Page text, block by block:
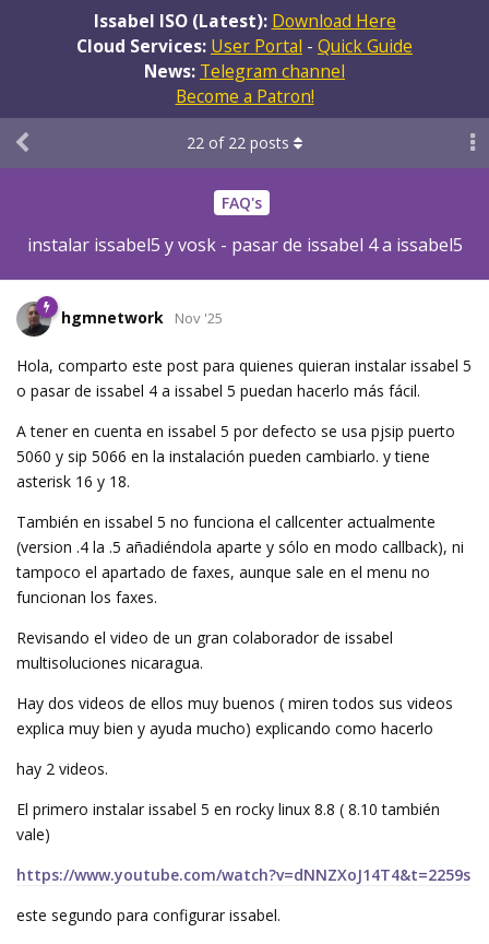
Issabel ISO (Latest): Download Here
Cloud Services: User Portal - Quick Guide
News: Telegram channel
Become a Patron!
FAQ's
instalar issabel5 y vosk - pasar de issabel 4 a issabel5
22 of 22 posts
hgmnetwork Nov '25
Hola, comparto este post para quienes quieran instalar issabel 5
o pasar de issabel 4 a issabel 5 puedan hacerlo más fácil.
A tener en cuenta en issabel 5 por defecto se usa pjsip puerto
5060 y sip 5066 en la instalación pueden cambiarlo. y tiene
asterisk 16 y 18.
También en issabel 5 no funciona el callcenter actualmente
(version .4 la .5 añadiéndola aparte y sólo en modo callback), ni
tampoco el apartado de faxes, aunque sale en el menu no
funcionan los faxes.
Revisando el video de un gran colaborador de issabel
multisoluciones nicaragua.
Hay dos videos de ellos muy buenos ( miren todos sus videos
explica muy bien y ayuda mucho) explicando como hacerlo
hay 2 videos.
El primero instalar issabel 5 en rocky linux 8.8 ( 8.10 también
vale)
https://www.youtube.com/watch?v=dNNZXoJ14T4&t=2259s
este segundo para configurar issabel.